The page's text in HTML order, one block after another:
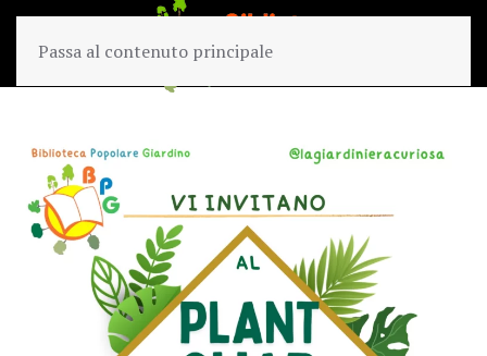
Passa al contenuto principale